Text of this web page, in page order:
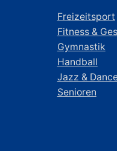
Freizeitsport
Fitness &
Gymnastik
Handball
Jazz &
Senioren